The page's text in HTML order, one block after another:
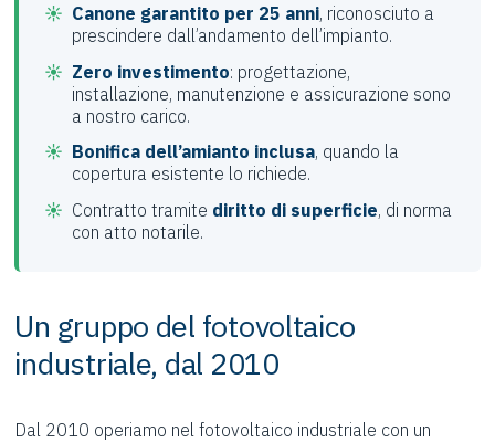
Canone garantito per 25 anni, riconosciuto a
prescindere dall’andamento dell’impianto.
Zero investimento: progettazione,
installazione, manutenzione e assicurazione sono
a nostro carico.
Bonifica dell’amianto inclusa, quando la
copertura esistente lo richiede.
Contratto tramite diritto di superficie, di norma
con atto notarile.
Un gruppo del fotovoltaico
industriale, dal 2010
Dal 2010 operiamo nel fotovoltaico industriale con un